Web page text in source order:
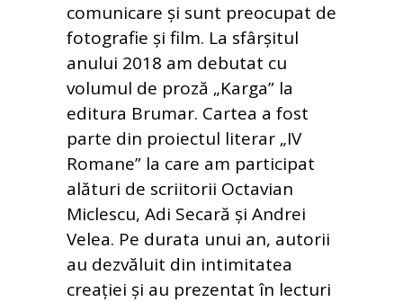
comunicare și sunt preocupat de
fotografie și film. La sfârșitul
anului 2018 am debutat cu
volumul de proză „Karga” la
editura Brumar. Cartea a fost
parte din proiectul literar „IV
Romane” la care am participat
alături de scriitorii Octavian
Miclescu, Adi Secară și Andrei
Velea. Pe durata unui an, autorii
au dezvăluit din intimitatea
creației și au prezentat în lecturi